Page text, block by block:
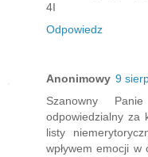
4I
Odpowiedz
Anonimowy 9
Szanowny
odpowiedzialny za
listy
wpływem emocji